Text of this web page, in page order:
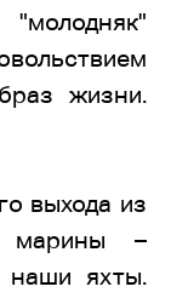
жизни.
выхода из
марины –
наши яхты.